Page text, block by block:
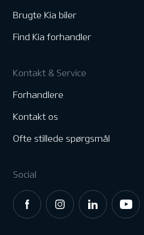
Brugte Kia biler
Find Kia forhandler
Kontakt & Service
Forhandlere
Kontakt os
Ofte stillede spørgsmål
Social